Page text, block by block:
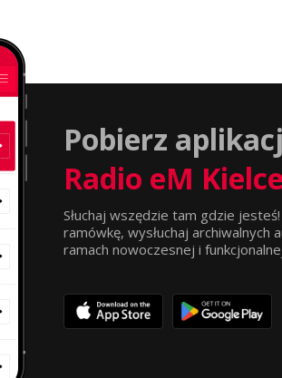
Pobierz
Radio eM Kielce
Słuchaj wszędzie tam gdzie
ramówkę, wysłuchaj archiwalnych
ramach nowoczesnej i